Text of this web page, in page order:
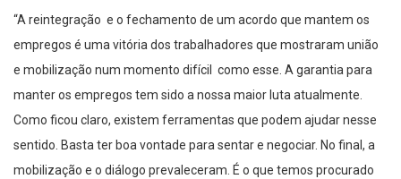
“A reintegração e o fechamento de um acordo que mantem os
empregos é uma vitória dos trabalhadores que mostraram união
e mobilização num momento difícil como esse. A garantia para
manter os empregos tem sido a nossa maior luta atualmente.
Como ficou claro, existem ferramentas que podem ajudar nesse
sentido. Basta ter boa vontade para sentar e negociar. No final, a
mobilização e o diálogo prevaleceram. É o que temos procurado